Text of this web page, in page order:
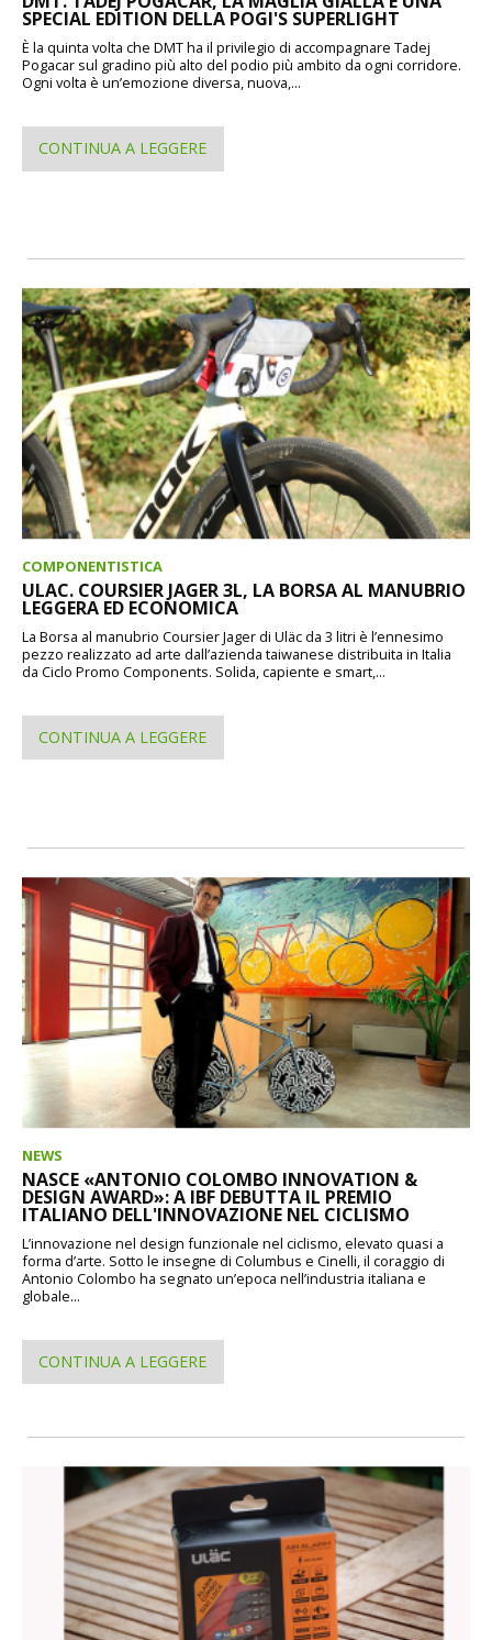
SPECIAL EDITION DELLA POGI'S SUPERLIGHT
È la quinta volta che DMT ha il privilegio di accompagnare Tadej
Pogacar sul gradino più alto del podio più ambito da ogni corridore.
Ogni volta è un’emozione diversa, nuova,...
CONTINUA A LEGGERE
COMPONENTISTICA
ULAC. COURSIER JAGER 3L, LA BORSA AL MANUBRIO
LEGGERA ED ECONOMICA
La Borsa al manubrio Coursier Jager di Uläc da 3 litri è l’ennesimo
pezzo realizzato ad arte dall’azienda taiwanese distribuita in Italia
da Ciclo Promo Components. Solida, capiente e smart,...
CONTINUA A LEGGERE
NEWS
NASCE «ANTONIO COLOMBO INNOVATION &
DESIGN AWARD»: A IBF DEBUTTA IL PREMIO
ITALIANO DELL'INNOVAZIONE NEL CICLISMO
L’innovazione nel design funzionale nel ciclismo, elevato quasi a
forma d’arte. Sotto le insegne di Columbus e Cinelli, il coraggio di
Antonio Colombo ha segnato un’epoca nell’industria italiana e
globale...
CONTINUA A LEGGERE